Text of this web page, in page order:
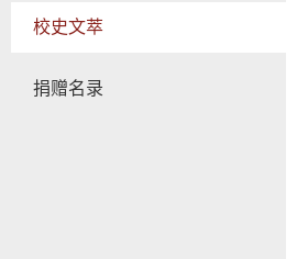
校史文萃
捐赠名录